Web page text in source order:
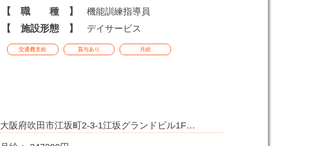
交通費支給 賞与あり 月給
【 職 種 】 機能訓練指導員
【 施設形態 】 デイサービス
大阪府吹田市江坂町2-3-1江坂グランドビル1F…